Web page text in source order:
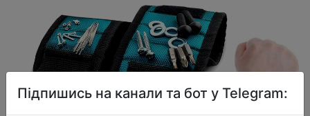
Підпишись на канали та бот у Telegram: